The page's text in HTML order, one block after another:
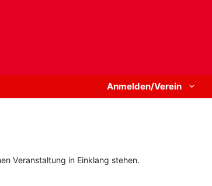
Anmelden/Verein
Veranstaltung in Einklang stehen.